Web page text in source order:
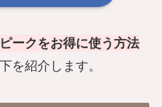
ークをお得に使う方法
を紹介します。